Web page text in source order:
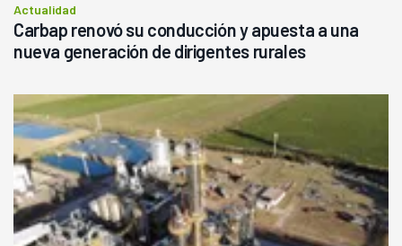
Actualidad
Carbap renovó su conducción y apuesta a una
nueva generación de dirigentes rurales